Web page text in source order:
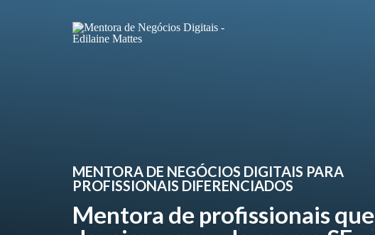
MENTORA DE NEGÓCIOS DIGITAIS PARA
PROFISSIONAIS DIFERENCIADOS
Mentora de profissionais que